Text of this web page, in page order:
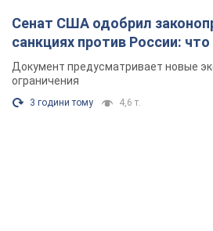
Сенат США одобрил
санкциях против России:
Документ предусматривает новые
ограничения
3 години тому 4,6 т.